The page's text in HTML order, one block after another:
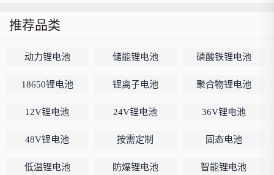
推荐品类
动力锂电池 储能锂电池 磷酸铁锂电池
18650锂电池 锂离子电池 聚合物锂电池
12V锂电池 24V锂电池 36V锂电池
48V锂电池 按需定制 固态电池
低温锂电池 防爆锂电池 智能锂电池